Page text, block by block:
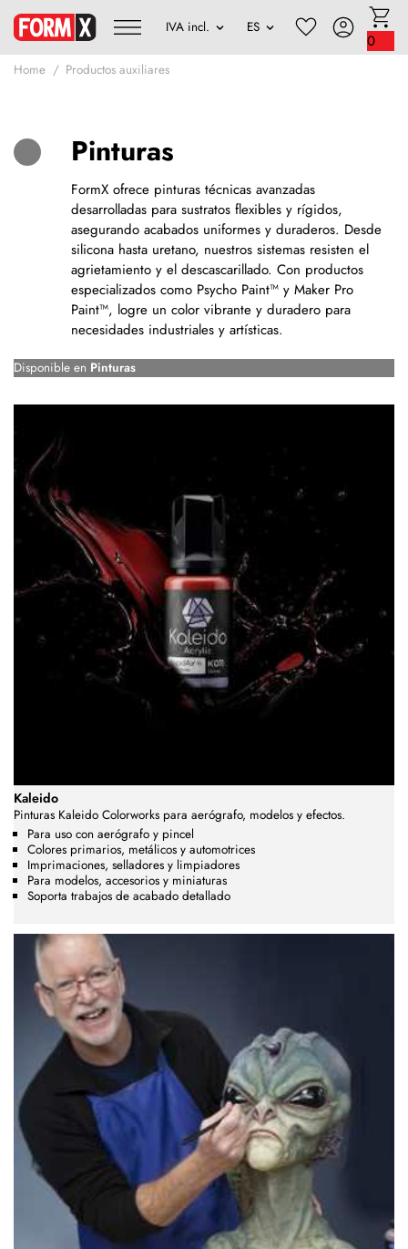
0
Home Productos auxiliares
Pinturas
FormX ofrece pinturas técnicas avanzadas
desarrolladas para sustratos flexibles y rígidos,
asegurando acabados uniformes y duraderos. Desde
silicona hasta uretano, nuestros sistemas resisten el
agrietamiento y el descascarillado. Con productos
especializados como Psycho Paint™ y Maker Pro
Paint™, logre un color vibrante y duradero para
necesidades industriales y artísticas.
Disponible en Pinturas
Kaleido
Pinturas Kaleido Colorworks para aerógrafo, modelos y efectos.
Para uso con aerógrafo y pincel
Colores primarios, metálicos y automotrices
Imprimaciones, selladores y limpiadores
Para modelos, accesorios y miniaturas
Soporta trabajos de acabado detallado